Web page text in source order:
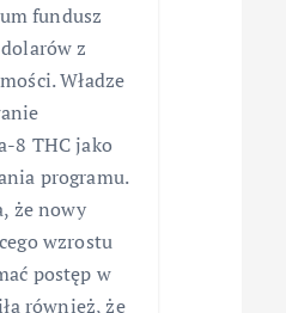
fundusz
z
Władze
8 THC jako
programu.
że nowy
wzrostu
postęp w
również, że